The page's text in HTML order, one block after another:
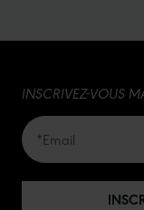
INSCRIVEZ-VOUS